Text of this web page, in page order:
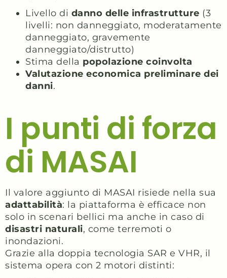
Livello di danno delle infrastrutture (3
livelli: non danneggiato, moderatamente
danneggiato, gravemente
danneggiato/distrutto)
Stima della popolazione coinvolta
Valutazione economica preliminare dei
danni.
I punti di forza
di MASAI
Il valore aggiunto di MASAI risiede nella sua
adattabilità: la piattaforma è efficace non
solo in scenari bellici ma anche in caso di
disastri naturali, come terremoti o
inondazioni.
Grazie alla doppia tecnologia SAR e VHR, il
sistema opera con 2 motori distinti: